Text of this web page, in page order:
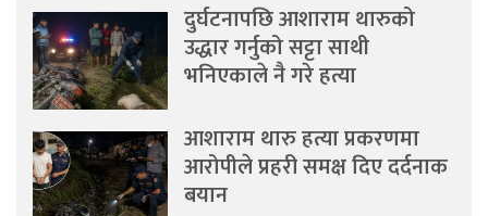
दुर्घटनापछि आशाराम थारुको
उद्धार गर्नुको सट्टा साथी
भनिएकाले नै गरे हत्या
आशाराम थारु हत्या प्रकरणमा
आरोपीले प्रहरी समक्ष दिए दर्दनाक
बयान